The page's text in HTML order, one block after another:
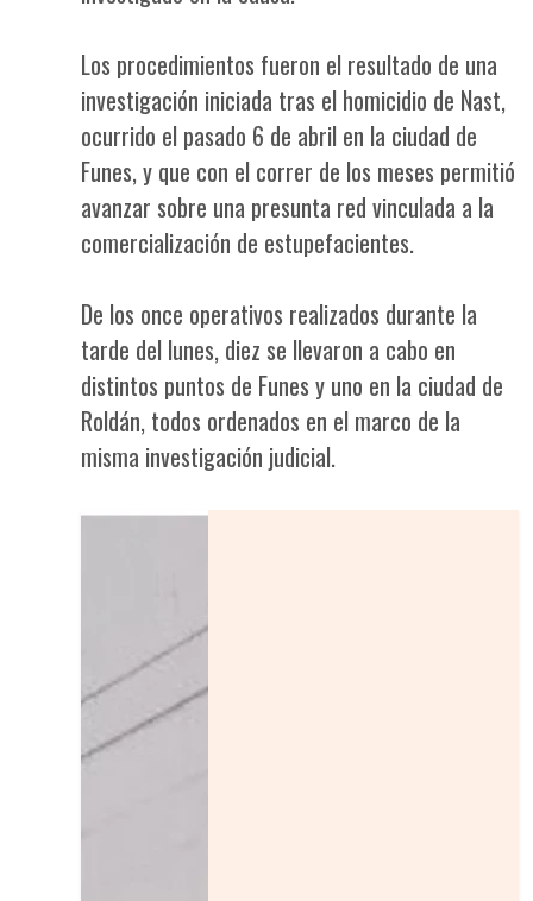
Los procedimientos fueron el resultado de una
investigación iniciada tras el homicidio de Nast,
ocurrido el pasado 6 de abril en la ciudad de
Funes, y que con el correr de los meses permitió
avanzar sobre una presunta red vinculada a la
comercialización de estupefacientes.
De los once operativos realizados durante la
tarde del lunes, diez se llevaron a cabo en
distintos puntos de Funes y uno en la ciudad de
Roldán, todos ordenados en el marco de la
misma investigación judicial.